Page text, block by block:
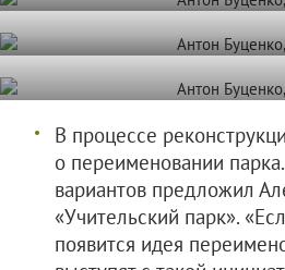
В процессе
о переименовании
вариантов предложил
«Учительский парк».
появится идея